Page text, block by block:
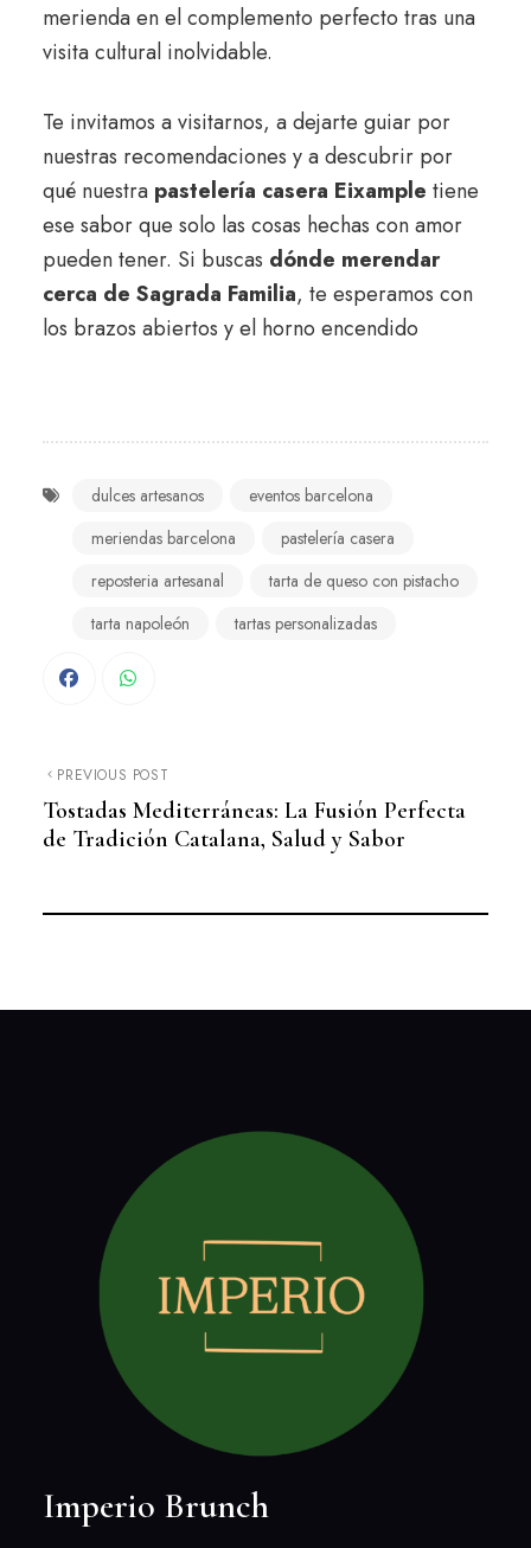
merienda en el complemento perfecto tras una
visita cultural inolvidable.
Te invitamos a visitarnos, a dejarte guiar por
nuestras recomendaciones y a descubrir por
qué nuestra pastelería casera Eixample tiene
ese sabor que solo las cosas hechas con amor
pueden tener. Si buscas dónde merendar
cerca de Sagrada Familia, te esperamos con
los brazos abiertos y el horno encendido
dulces artesanos
eventos barcelona
meriendas barcelona
pastelería casera
reposteria artesanal
tarta de queso con pistacho
tarta napoleón
tartas personalizadas
PREVIOUS POST
Tostadas Mediterráneas: La Fusión Perfecta
de Tradición Catalana, Salud y Sabor
Imperio Brunch